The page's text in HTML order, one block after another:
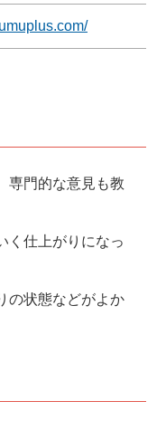
専門的な意見も教
く仕上がりになっ
の状態などがよか